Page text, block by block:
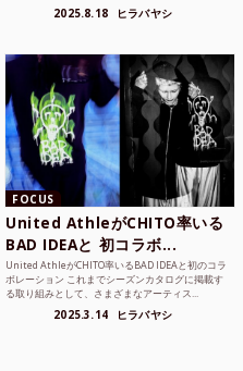
2025.8.18 ヒラバヤシ
FOCUS
United AthleがCHITO率いる
BAD IDEAと 初コラボ...
United AthleがCHITO率いるBAD IDEAと初のコラ
ボレーション これまでシーズンカタログに掲載す
る取り組みとして、さまざまなアーティス...
2025.3.14 ヒラバヤシ